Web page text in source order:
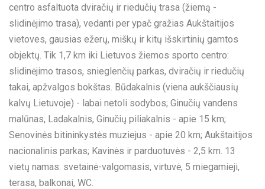
centro asfaltuota dviračių ir riedučių trasa (žiemą -
slidinėjimo trasa), vedanti per ypač gražias Aukštaitijos
vietoves, gausias ežerų, miškų ir kitų išskirtinių gamtos
objektų. Tik 1,7 km iki Lietuvos žiemos sporto centro:
slidinėjimo trasos, snieglenčių parkas, dviračių ir riedučių
takai, apžvalgos bokštas. Būdakalnis (viena aukščiausių
kalvų Lietuvoje) - labai netoli sodybos; Ginučių vandens
malūnas, Ladakalnis, Ginučių piliakalnis - apie 15 km;
Senovinės bitininkystės muziejus - apie 20 km; Aukštaitijos
nacionalinis parkas; Kavinės ir parduotuvės - 2,5 km. 13
vietų namas: svetainė-valgomasis, virtuvė, 5 miegamieji,
terasa, balkonai, WC.